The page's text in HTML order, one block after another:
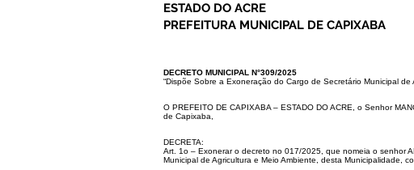
ESTADO DO ACRE
PREFEITURA MUNICIPAL DE CAPIXABA
DECRETO MUNICIPAL N°309/2025
“Dispõe Sobre a Exoneração do Cargo de Secretário Municipal de
O PREFEITO DE CAPIXABA – ESTADO DO ACRE, o Senhor
de Capixaba,
DECRETA:
Art. 1o – Exonerar o decreto no 017/2025, que nomeia o senhor
Municipal de Agricultura e Meio Ambiente, desta Municipalidade,